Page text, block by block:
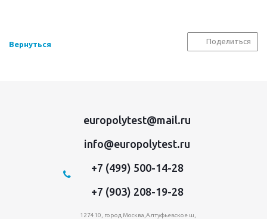
Вернуться Поделиться
europolytest@mail.ru
info@europolytest.ru
+7 (499) 500-14-28
+7 (903) 208-19-28
127410, город Москва,Алтуфьевское ш,